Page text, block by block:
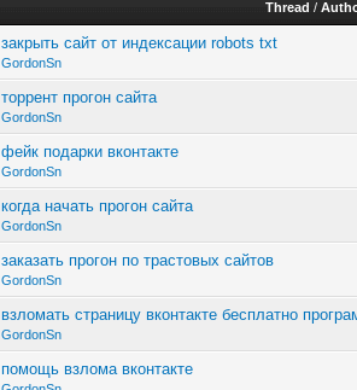
Thread /
закрыть сайт от индексации robots txt
GordonSn
торрент прогон сайта
GordonSn
фейк подарки вконтакте
GordonSn
когда начать прогон сайта
GordonSn
заказать прогон по трастовых сайтов
GordonSn
взломать страницу вконтакте бесплатно
GordonSn
помощь взлома вконтакте